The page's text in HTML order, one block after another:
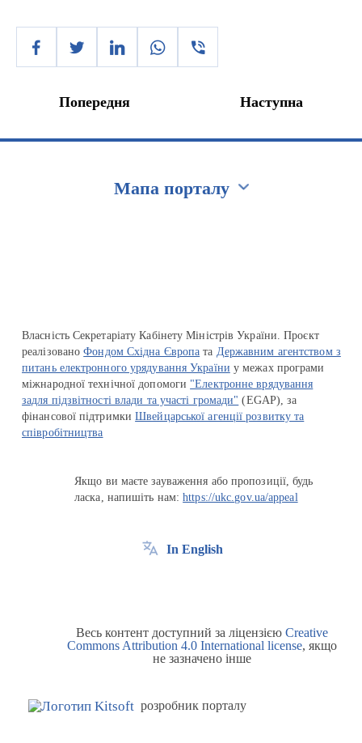
Попередня Наступна
Мапа порталу
Власність Секретаріату Кабінету Міністрів України. Проєкт
реалізованоФондом Східна Європа та Державним агентством з
питань електронного урядування України у межах програми
міжнародної технічної допомоги "Електронне врядування
задля підзвітності влади та участі громади" (EGAP), за
фінансової підтримкиШвейцарської агенції розвитку та
співробітництва
Якщо ви маєте зауваження або пропозиції, будь
ласка, напишіть нам:https://ukc.gov.ua/appeal
In English
Весь контент доступний за ліцензією Creative
Commons Attribution 4.0 International license, якщо
не зазначено інше
розробник порталу